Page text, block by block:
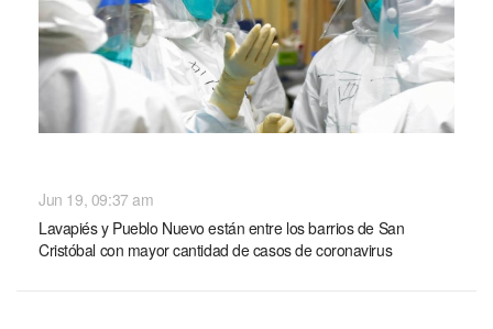
Jun 19, 09:37 am
Lavapiés y Pueblo Nuevo están entre los barrios de San
Cristóbal con mayor cantidad de casos de coronavirus